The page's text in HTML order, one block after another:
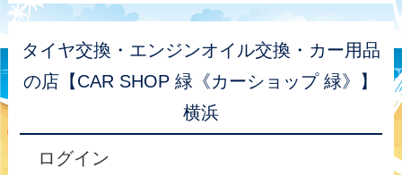
タイヤ交換・エンジンオイル交換・カー用品
の店【CAR SHOP 緑《カーショップ 緑》】
横浜
ログイン